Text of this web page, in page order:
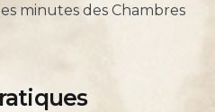
minutes des Chambres